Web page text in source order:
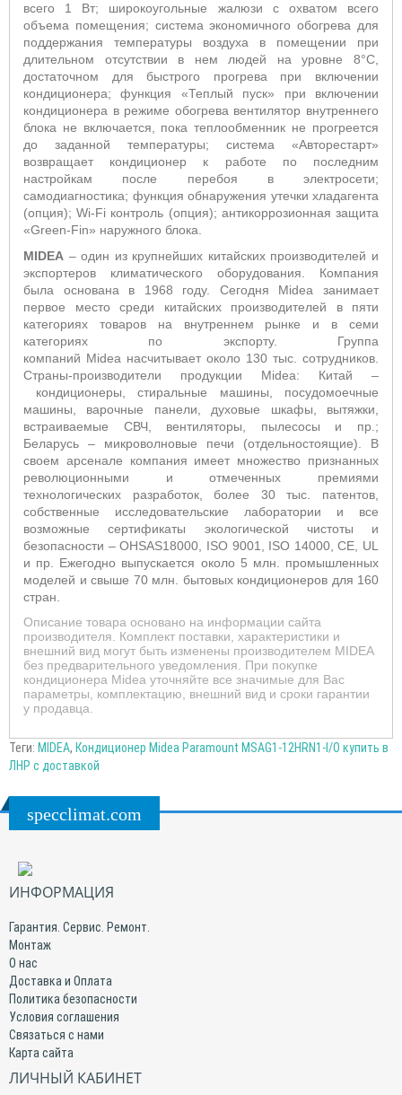
всего 1 Вт; широкоугольные жалюзи с охватом всего
объема помещения; системаэкономичного обогрева для
поддержания температуры воздуха в помещении при
длительном отсутствии в нем людей на уровне 8°С,
достаточном для быстрого прогрева при включении
кондиционера; функция «Теплый пуск» при включении
кондиционера в режиме обогрева вентилятор внутреннего
блока не включается, пока теплообменник не прогреется
до заданной температуры; система «Авторестарт»
возвращает кондиционер к работе по последним
настройкам после перебоя в электросети;
самодиагностика; функция обнаружения утечки хладагента
(опция);Wi-Fi контроль (опция); антикоррозионная защита
«Green-Fin» наружного блока.
MIDEA – один из крупнейших китайских производителей и
экспортеров климатического оборудования. Компания
была основана в 1968 году. Сегодня Midea
занимает
первое место среди китайских производителей в пяти
категориях товаров на внутреннем рынке и в семи
категориях по экспорту. Группа
компаний Midea насчитывает около 130 тыс. сотрудников.
Страны-производители продукции Midea: Китай –
кондиционеры, стиральные машины, посудомоечные
машины, варочные панели, духовые шкафы, вытяжки,
встраиваемые СВЧ, вентиляторы, пылесосы и пр.;
Беларусь – микроволновые печи (отдельностоящие). В
своем арсенале компания имеет множество признанных
революционными и отмеченных премиями
технологических разработок, более 30 тыс. патентов,
собственные исследовательские лаборатории и все
возможные сертификаты экологической чистоты и
безопасности – OHSAS18000, ISO 9001, ISO 14000, CE, UL
и пр. Ежегодно выпускается около 5 млн. промышленных
моделей и свыше 70 млн. бытовых кондиционеров для 160
стран.
Описание товара основано на информации сайта
производителя. Комплект поставки, характеристики и
внешний вид могут быть изменены производителем MIDEA
без предварительного уведомления. При покупке
кондиционера Midea уточняйте все значимые для Вас
параметры, комплектацию, внешний вид и сроки гарантии
у продавца.
Теги: MIDEA, Кондиционер Midea Paramount MSAG1-12HRN1-I/O купить в
ЛНР с доставкой
specclimat.com
ИНФОРМАЦИЯ
Гарантия. Сервис. Ремонт.
Монтаж
О нас
Доставка и Оплата
Политика безопасности
Условия соглашения
Связаться с нами
Карта сайта
ЛИЧНЫЙ КАБИНЕТ